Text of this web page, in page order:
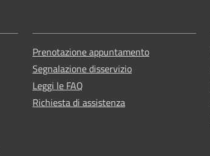
Prenotazione appuntamento
Segnalazione disservizio
Leggi le FAQ
Richiesta di assistenza